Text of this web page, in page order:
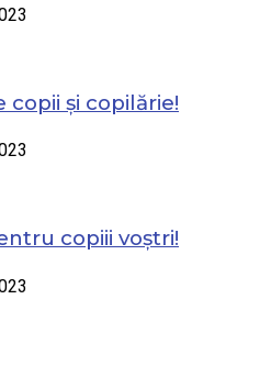
copii și copilărie!
copiii voștri!